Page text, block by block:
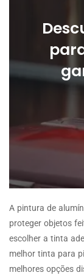
A pintura de
proteger objetos
escolher a tinta
melhor tinta para
melhores opções